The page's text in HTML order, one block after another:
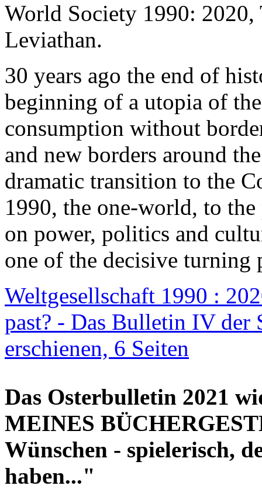
World Society 1990: 2020,
Leviathan.
30 years ago the end of
beginning of a utopia of
consumption without
and new borders around
dramatic transition to the
1990, the one-world, to the
on power, politics and
one of the decisive turning
Weltgesellschaft 1990 :
past? - Das Bulletin IV der
erschienen, 6 Seiten
Das Osterbulletin 2021
MEINES
Wünschen - spielerisch,
haben..."